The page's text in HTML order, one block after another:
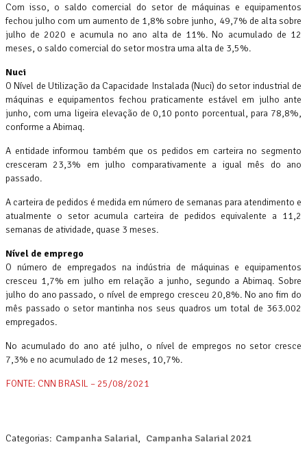
Com isso, o saldo comercial do setor de máquinas e equipamentos
fechou julho com um aumento de 1,8% sobre junho, 49,7% de alta sobre
julho de 2020 e acumula no ano alta de 11%. No acumulado de 12
meses, o saldo comercial do setor mostra uma alta de 3,5%.
Nuci
O Nível de Utilização da Capacidade Instalada (Nuci) do setor industrial de
máquinas e equipamentos fechou praticamente estável em julho ante
junho, com uma ligeira elevação de 0,10 ponto porcentual, para 78,8%,
conforme a Abimaq.
A entidade informou também que os pedidos em carteira no segmento
cresceram 23,3% em julho comparativamente a igual mês do ano
passado.
A carteira de pedidos é medida em número de semanas para atendimento e
atualmente o setor acumula carteira de pedidos equivalente a 11,2
semanas de atividade, quase 3 meses.
Nível de emprego
O número de empregados na indústria de máquinas e equipamentos
cresceu 1,7% em julho em relação a junho, segundo a Abimaq. Sobre
julho do ano passado, o nível de emprego cresceu 20,8%. No ano fim do
mês passado o setor mantinha nos seus quadros um total de 363.002
empregados.
No acumulado do ano até julho, o nível de empregos no setor cresce
7,3% e no acumulado de 12 meses, 10,7%.
FONTE: CNN BRASIL – 25/08/2021
Categorias: Campanha Salarial, Campanha Salarial 2021